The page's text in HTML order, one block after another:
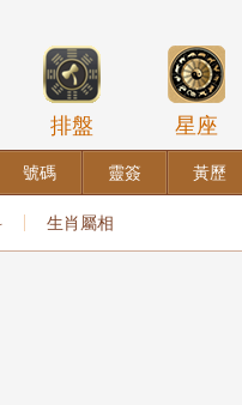
排盤 星座
號碼 靈簽 黃歷
生肖屬相